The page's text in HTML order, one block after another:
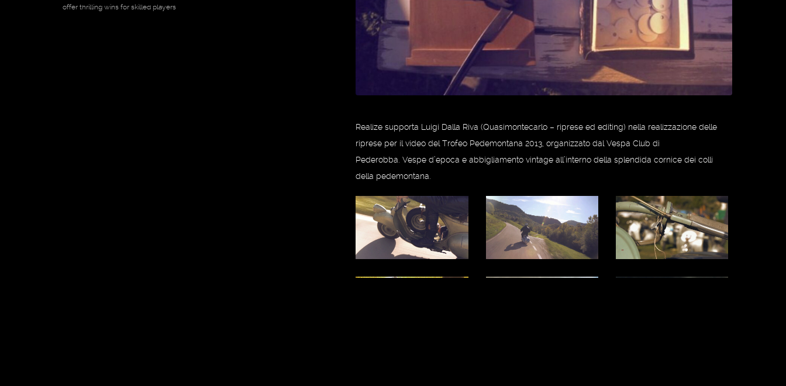
Realize supporta Luigi Dalla Riva (Quasimontecarlo – riprese ed editing) nella realizzazione delle
riprese per il video del Trofeo Pedemontana 2013, organizzato dal Vespa Club di
Pederobba. Vespe d’epoca e abbigliamento vintage all’interno della splendida cornice dei colli
della pedemontana.
offer thrilling wins for skilled players